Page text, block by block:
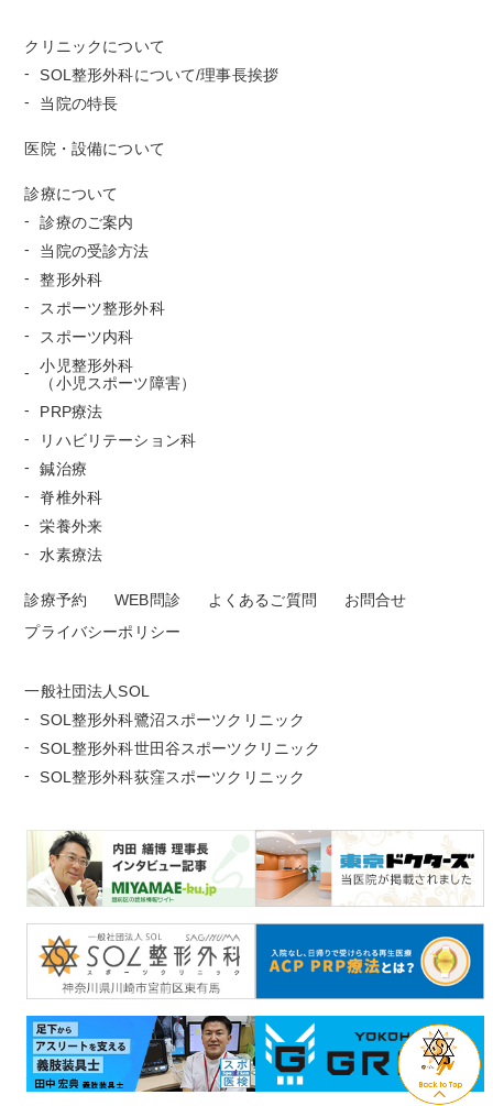
クリニックについて
SOL整形外科について/理事長挨拶
当院の特長
医院・設備について
診療について
診療のご案内
当院の受診方法
整形外科
スポーツ整形外科
スポーツ内科
小児整形外科
（小児スポーツ障害）
PRP療法
リハビリテーション科
鍼治療
脊椎外科
栄養外来
水素療法
診療予約 WEB問診 よくあるご質問
お問合せ
プライバシーポリシー
一般社団法人SOL
SOL整形外科鷺沼スポーツクリニック
SOL整形外科世田谷スポーツクリニック
SOL整形外科荻窪スポーツクリニック